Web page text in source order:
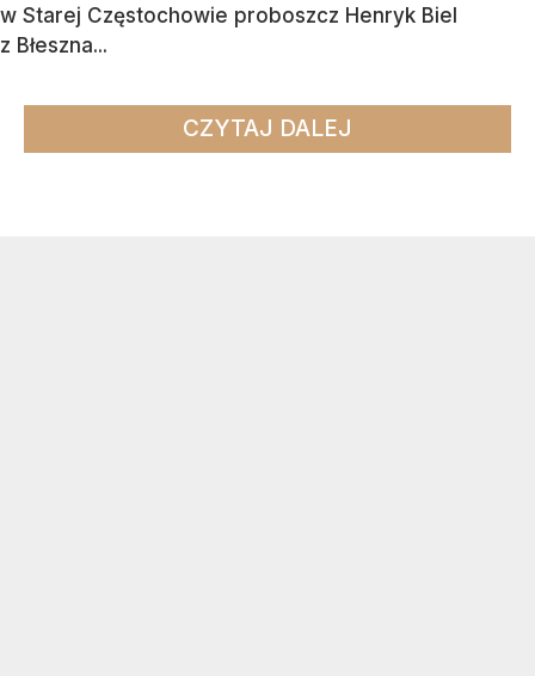
w Starej Częstochowie proboszcz Henryk Biel
z Błeszna...
CZYTAJ DALEJ